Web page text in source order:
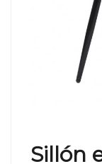
Sillón